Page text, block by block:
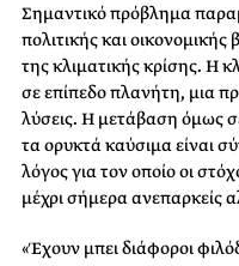
Σημαντικό πρόβλημα
πολιτικής και
της κλιματικής κρίσης. Η
σε επίπεδο πλανήτη, μια
λύσεις. Η μετάβαση όμως
τα ορυκτά καύσιμα είναι
λόγος για τον οποίο οι
μέχρι σήμερα ανεπαρκείς
«Έχουν μπει διάφοροι